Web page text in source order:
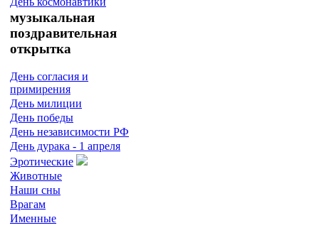
музыкальная
поздравительная
открытка
День согласия и
примирения
День милиции
День победы
День независимости РФ
День дурака - 1 апреля
Эротические
Животные
Наши сны
Врагам
Именные